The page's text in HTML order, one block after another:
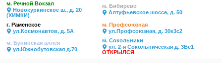
м. Речной Вокзал
Новокуркинское ш., д. 20
(ХИМКИ)
м. Бибирево
Алтуфьевское шоссе, д. 50
г. Раменское
ул.Космонавтов, д. 5А
м. Профсоюзная
ул.Профсоюзная, д. 30к3с2
м. Бунинская аллея
ул.Южнобутовская д.70
м. Сокольники
ул. 2-я Сокольническая д. 3Бс1
ОТКРЫЛСЯ